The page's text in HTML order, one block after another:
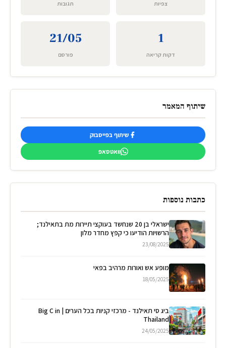
צפיות תגובות
1
דקות קריאה
21/05
פורסם
שיתוף המאמר
שיתוף בפייסבוק
וואטסאפ
כתבות נוספות
ישראלי בן 20 שנחשד בעוקצי תיירות מת בתאילנד;
הרשויות הודיעו כי קפץ מחדר מלון
23/08/2025
מופע אש ואורות מרהיב בפאי
18/05/2025
ביג סי תאילנד - מרכזי קניות בכל הערים | Big C in
Thailand
24/05/2025